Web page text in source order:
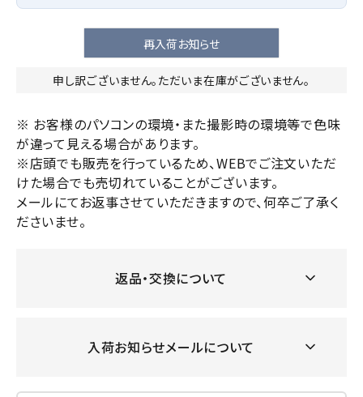
再入荷お知らせ
申し訳ございません。ただいま在庫がございません。
※ お客様のパソコンの環境・また撮影時の環境等で色味
が違って見える場合があります。
※店頭でも販売を行っているため、WEBでご注文いただ
けた場合でも売切れていることがございます。
メールにてお返事させていただきますので、何卒ご了承く
ださいませ。
返品・交換について
入荷お知らせメールについて